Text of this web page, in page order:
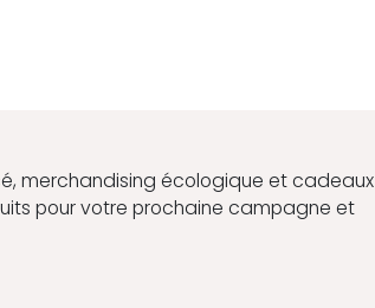
merchandising écologique et cadeaux
pour votre prochaine campagne et